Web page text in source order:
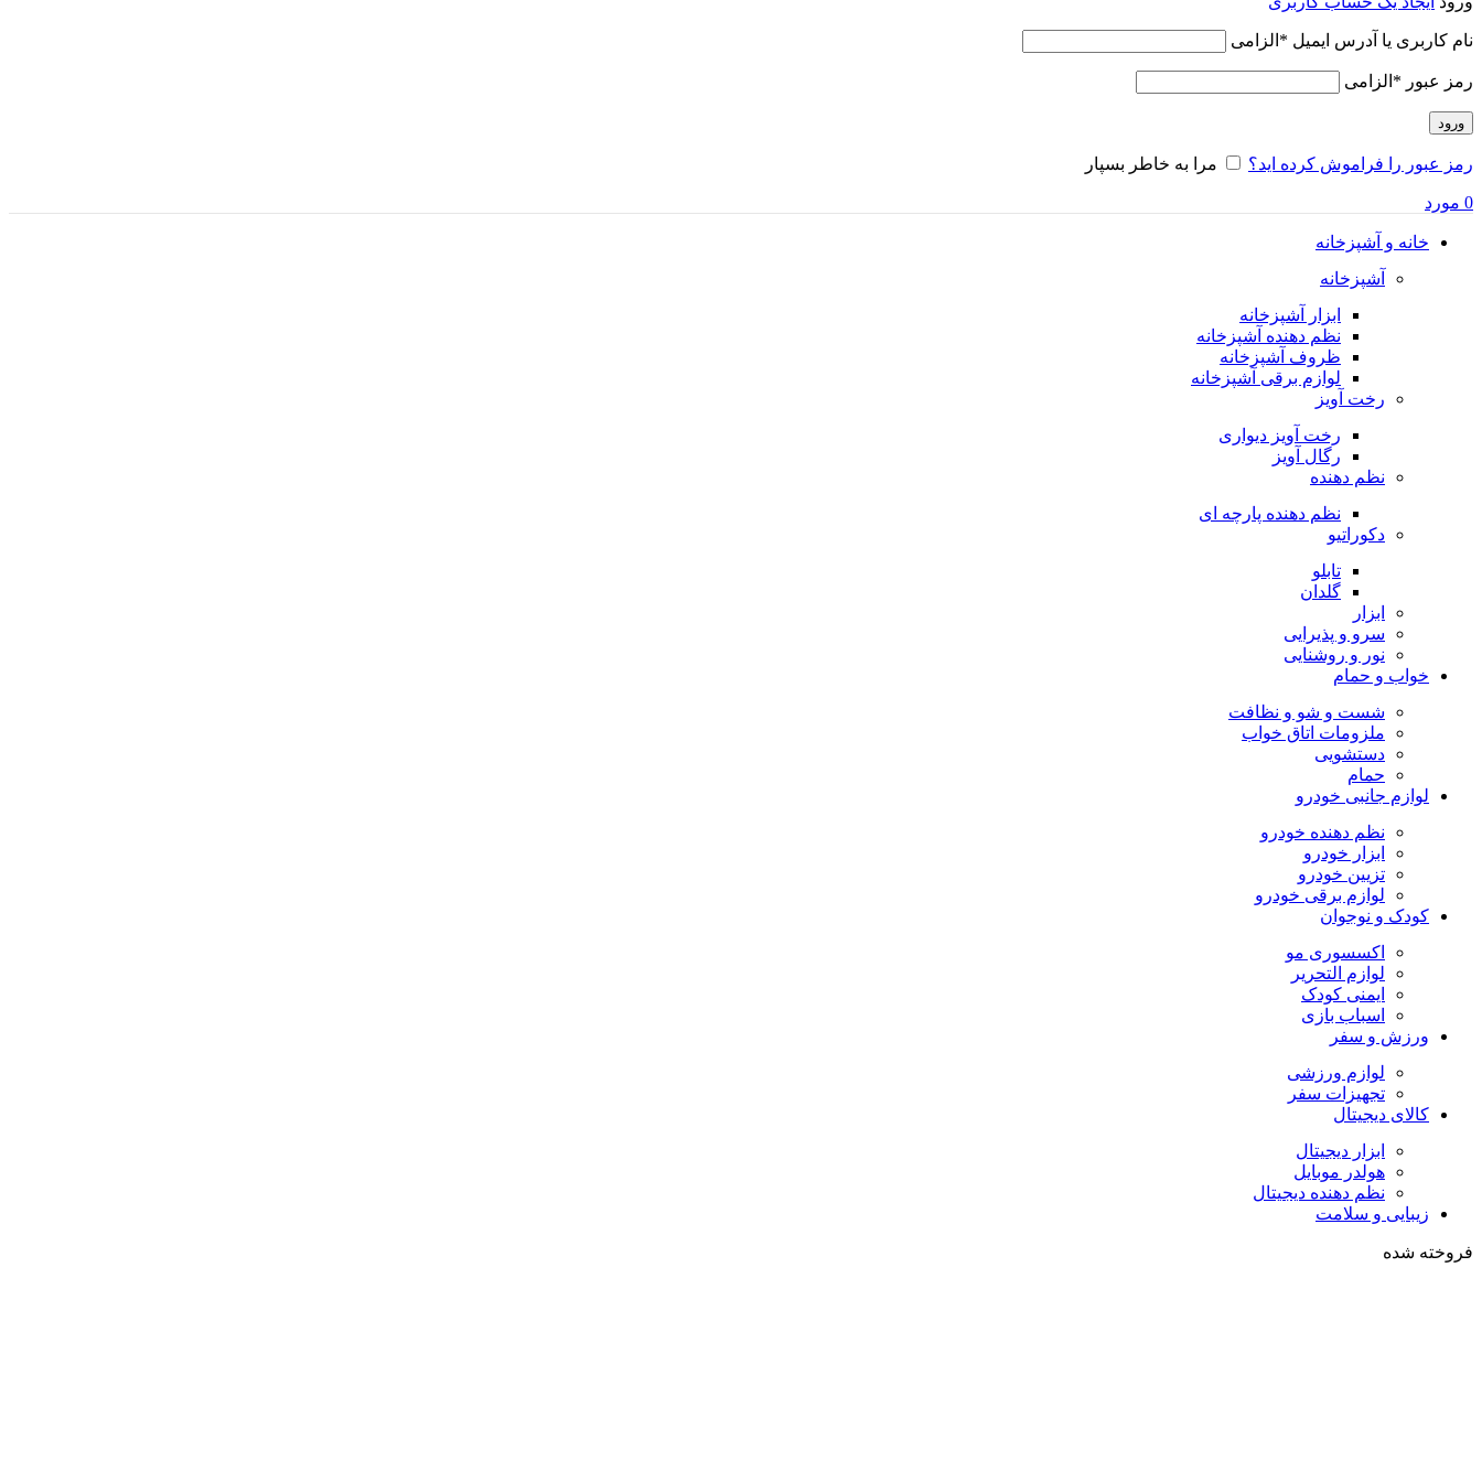
نام کاربری یا آدرس ایمیل * الزامی
رمز عبور * الزامی
ورود
رمز عبور را فراموش کرده اید؟ مرا به خاطر بسپار
0 مورد
خانه و آشپزخانه
آشپزخانه
ابزار آشپزخانه
نظم دهنده آشپزخانه
ظروف آشپزخانه
لوازم برقی آشپزخانه
رخت آویز
رخت آویز دیواری
رگال آویز
نظم دهنده
نظم دهنده پارچه ای
دکوراتیو
تابلو
گلدان
ابزار
سرو و پذیرایی
نور و روشنایی
خواب و حمام
شست و شو و نظافت
ملزومات اتاق خواب
دستشویی
حمام
لوازم جانبی خودرو
نظم دهنده خودرو
ابزار خودرو
تزیین خودرو
لوازم برقی خودرو
کودک و نوجوان
اکسسوری مو
لوازم التحریر
ایمنی کودک
اسباب بازی
ورزش و سفر
لوازم ورزشی
تجهیزات سفر
کالای دیجیتال
ابزار دیجیتال
هولدر موبایل
نظم دهنده دیجیتال
زیبایی و سلامت
فروخته شده